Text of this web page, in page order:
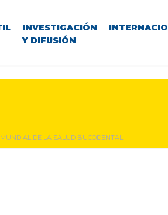
INVESTIGACIÓN
Y DIFUSIÓN
DE LA SALUD BUCODENTAL